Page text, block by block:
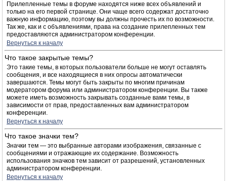
Прилепленные темы в форуме находятся ниже всех объявлений и
только на его первой странице. Они чаще всего содержат достаточно
важную информацию, поэтому вы должны прочесть их по возможности.
Так же, как и с объявлениями, права на создание прилепленных тем
предоставляются администратором конференции.
Вернуться к началу
Что такое закрытые темы?
Это такие темы, в которых пользователи больше не могут оставлять
сообщения, и все находящиеся в них опросы автоматически
завершаются. Темы могут быть закрыты по многим причинам
модератором форума или администратором конференции. Вы также
можете иметь возможность закрывать созданные вами темы, в
зависимости от прав, предоставленных вам администратором
конференции.
Вернуться к началу
Что такое значки тем?
Значки тем — это выбранные авторами изображения, связанные с
сообщениями и отражающие их содержание. Возможность
использования значков тем зависит от разрешений, установленных
администратором конференции.
Вернуться к началу